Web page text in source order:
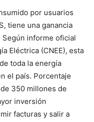
por usuarios
tiene una ganancia
Según informe oficial
Eléctrica (CNEE), esta
toda la energía
el país. Porcentaje
350 millones de
inversión
facturas y salir a